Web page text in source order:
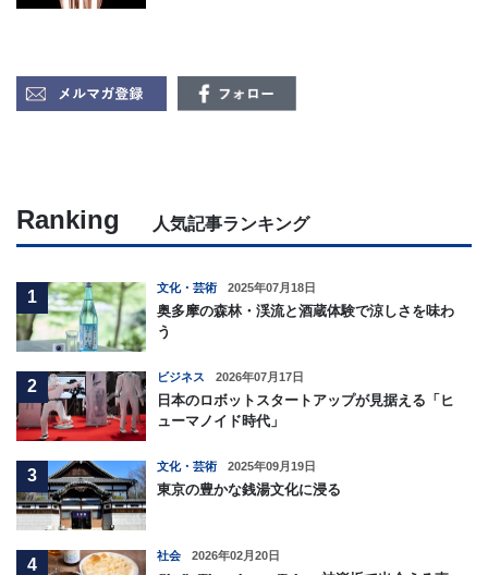
Ranking 人気記事ランキング
1
文化・芸術 2025年07月18日
奥多摩の森林・渓流と酒蔵体験で涼しさを味わ
う
2
ビジネス 2026年07月17日
日本のロボットスタートアップが見据える「ヒ
ューマノイド時代」
3
文化・芸術 2025年09月19日
東京の豊かな銭湯文化に浸る
4
社会 2026年02月20日